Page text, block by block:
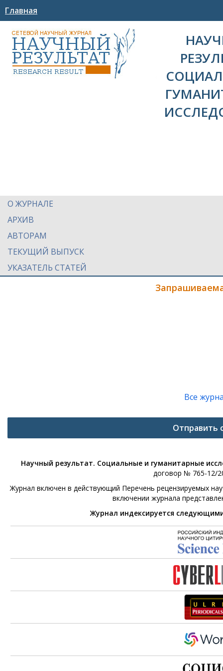
Главная
О ЖУРНАЛЕ
АРХИВ
АВТОРАМ
ТЕКУЩИЙ ВЫПУСК
УКАЗАТЕЛЬ СТАТЕЙ
Все
Отправить
Научный результат. Социальные и гуманитарные
договор № 765-12/
Журнал включен в действующий Перечень рецензируемых
включении журнала
Журнал индексируется